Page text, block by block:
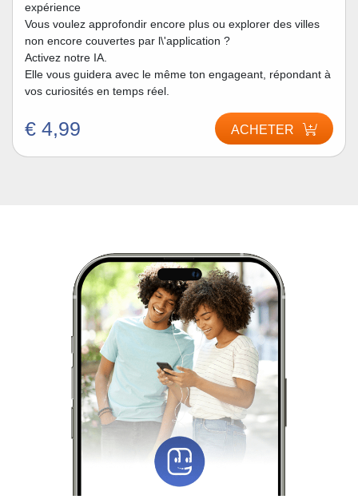
expérience
Vous voulez approfondir encore plus ou explorer des villes
non encore couvertes par l\'application ?
Activez notre IA.
Elle vous guidera avec le même ton engageant, répondant à
vos curiosités en temps réel.
€ 4,99 ACHETER